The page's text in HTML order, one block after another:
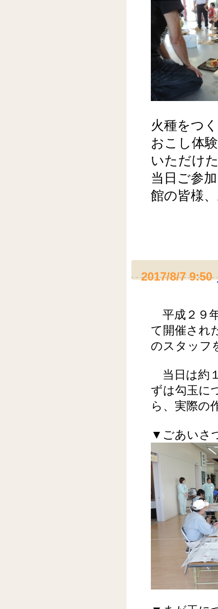
火種をつ
おこし体
いただけ
当日ご参
館の皆様
2017/8/7 9:50
平成２９
て開催され
のスタッフ
当日は約
ずは勾玉に
ら、実際の
▼ごあいさ